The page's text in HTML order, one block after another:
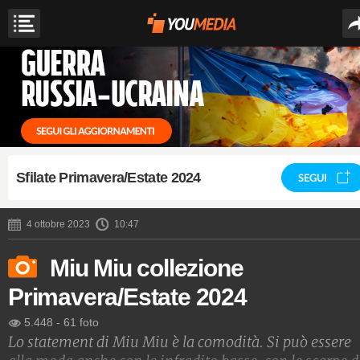
Sfilate Primavera/Estate 2024 SEGUI
4 ottobre 2023 10:47
Miu Miu collezione
Primavera/Estate 2024
5.448 - 61 foto
Lo statement di Miu Miu è la comodità. Si può essere